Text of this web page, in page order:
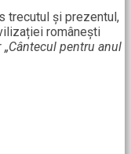
trecutul și prezentul,
românești
„Cântecul pentru anul